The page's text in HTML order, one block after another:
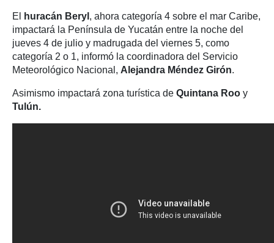
El huracán Beryl , ahora categoría 4 sobre el mar Caribe,
impactará la Península de Yucatán entre la noche del
jueves 4 de julio y madrugada del viernes 5, como
categoría 2 o 1, informó la coordinadora del Servicio
Meteorológico Nacional, Alejandra Méndez Girón.
Asimismo impactará zona turística de Quintana Roo y
Tulún.